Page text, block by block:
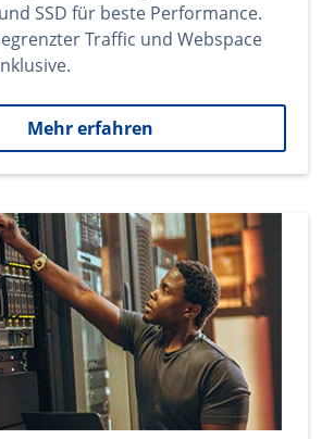
SSD für beste Performance.
Traffic und Webspace
Mehr erfahren